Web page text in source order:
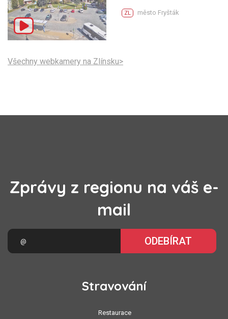
ZL město Fryšták
Všechny webkamery na Zlínsku>
Zprávy z regionu na váš e-
mail
ODEBÍRAT
Stravování
Restaurace